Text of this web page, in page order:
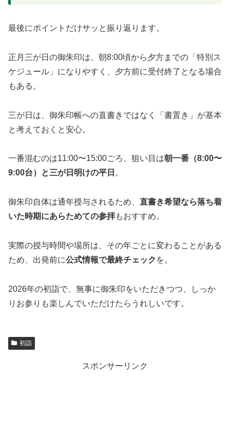
最後にポイントだけサッと振り返ります。
正月三が日の御朱印は、朝8:00頃から夕方までの「特別ス
ケジュール」になりやすく、夕方前に受付終了となる場合
もある。
三が日は、御朱印帳への直書きではなく「書置き」が基本
と考えておくと安心。
一番混むのは11:00〜15:00ごろ、狙い目は朝一番（8:00〜
9:00台）と三が日明けの平日 。
御朱印自体は通年授与されるため、 直書き希望なら落ち着
いた時期にあらためての参拝もおすすめ。
実際の授与時間や場所は、その年ごとに変わることがある
ため、出発前に公式情報で最終チェック を。
2026年の初詣で、無事に御朱印をいただきつつ、しっか
りお参りも楽しんでいただけたらうれしいです。
初詣
スポンサーリンク